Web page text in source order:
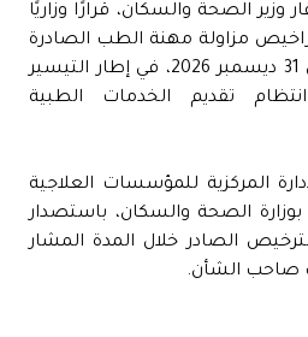
وزير الصحة والسكان، قرارًا وزاريًا
مزاولة مهنة الطب الصادرة
خلال عام 2021، وذلك حتى 31 ديسمبر 2026، في إطار التيسير
تقديم الخدمات الطبية
المركزية للمؤسسات العلاجية
الصحة والسكان، باستصدار
الصادر خلال المدة المشار
صاحب الشأن.